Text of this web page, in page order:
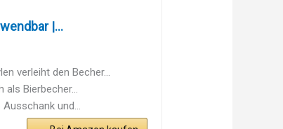
|...
verleiht den Becher...
als Bierbecher...
und...